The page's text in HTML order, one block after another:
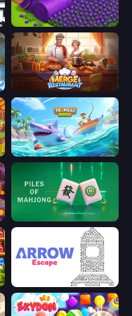
Magic School
Merge Restaurant
Tropical Merge
Piles of Mahjong
Arrow Escape